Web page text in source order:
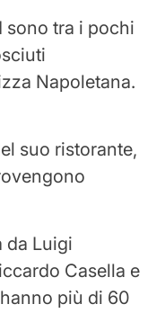
sono tra i pochi
Napoletana.
suo ristorante,
da Luigi
Casella e
più di 60